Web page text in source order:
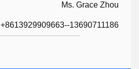
Ms. Grace Zhou
+8613929909663--13690711186